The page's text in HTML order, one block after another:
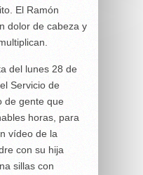
El Ramón
dolor de cabeza y
del lunes 28 de
Servicio de
de gente que
horas, para
vídeo de la
con su hija
sillas con